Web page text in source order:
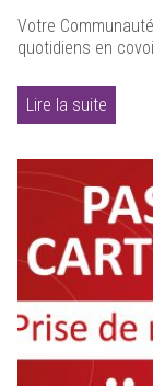
Votre
quotidiens en
Lire la suite